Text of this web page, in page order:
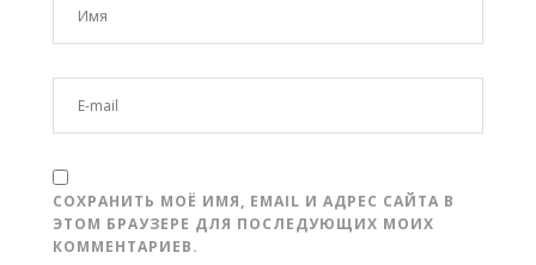
СОХРАНИТЬ МОЁ ИМЯ, EMAIL И АДРЕС САЙТА В
ЭТОМ БРАУЗЕРЕ ДЛЯ ПОСЛЕДУЮЩИХ МОИХ
КОММЕНТАРИЕВ.